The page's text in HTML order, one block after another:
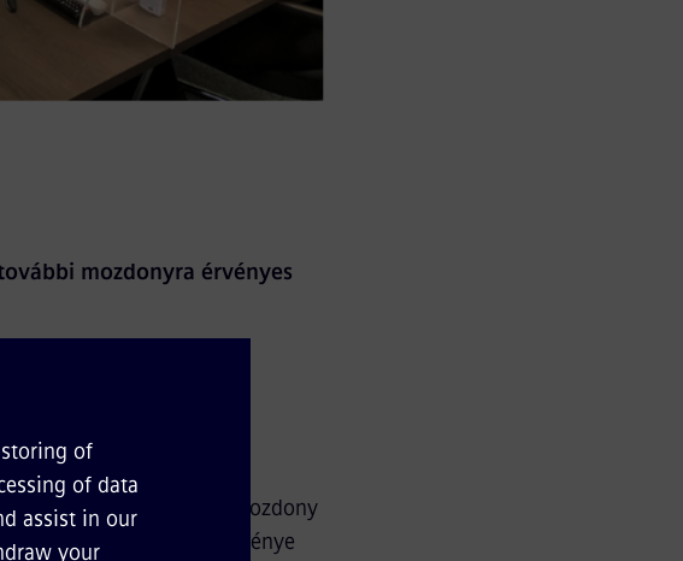
mozdonyra érvényes
a határon átnyúló
országokban. A mozdony
maximális teljesítménye